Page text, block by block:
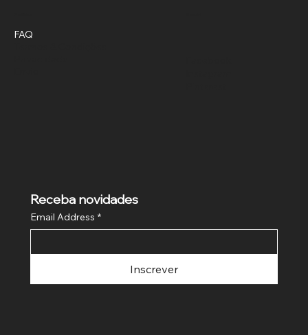
FAQ
Receba novidades
Email Address *
Inscrever